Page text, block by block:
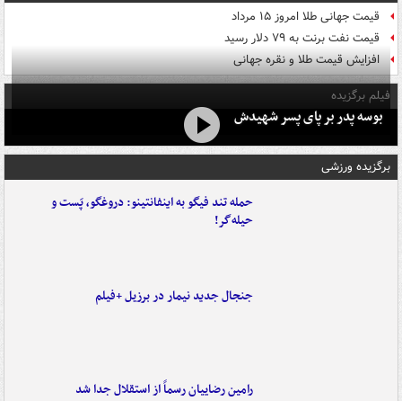
قیمت جهانی طلا امروز ۱۵ مرداد
قیمت نفت برنت به ۷۹ دلار رسید
افزایش قیمت طلا و نقره جهانی
فیلم برگزیده
بوسه‌ پدر بر پای پسر شهیدش
برگزیده ورزشی
حمله تند فیگو به اینفانتینو: دروغگو، پَست‌ و
حیله‌گر!
جنجال جدید نیمار در برزیل +فیلم
رامین رضاییان رسماً از استقلال جدا شد